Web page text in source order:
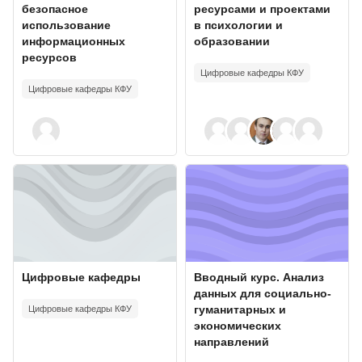
безопасное
использование
информационных
ресурсов
Цифровые кафедры КФУ
ресурсами и проектами
в психологии и
образовании
Цифровые кафедры КФУ
Изображение курса" Цифровые кафедры
Изображение курса
Название курса
Цифровые кафедры
Цифровые кафедры КФУ
Изображение курса" Вводный
Изображение курса
Название курса
Вводный курс. Анализ
данных для социально-
гуманитарных и
экономических
направлений